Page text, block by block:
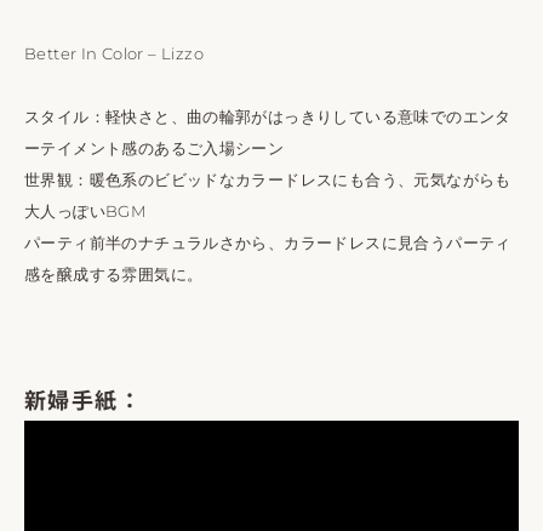
Better In Color – Lizzo
スタイル：軽快さと、曲の輪郭がはっきりしている意味でのエンタ
ーテイメント感のあるご入場シーン
世界観：暖色系のビビッドなカラードレスにも合う、元気ながらも
大人っぽいBGM
パーティ前半のナチュラルさから、カラードレスに見合うパーティ
感を醸成する雰囲気に。
新婦手紙：